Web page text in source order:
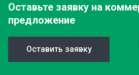
Оставьте заявку на
предложение
Оставить заявку